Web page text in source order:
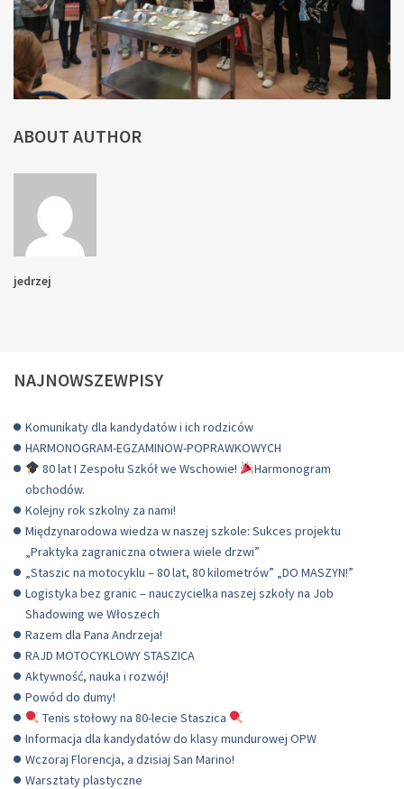
ABOUT AUTHOR
jedrzej
NAJNOWSZEWPISY
Komunikaty dla kandydatów i ich rodziców
HARMONOGRAM-EGZAMINOW-POPRAWKOWYCH
80 lat I Zespołu Szkół we Wschowie!
Harmonogram
obchodów.
Kolejny rok szkolny za nami!
Międzynarodowa wiedza w naszej szkole: Sukces projektu
„Praktyka zagraniczna otwiera wiele drzwi”
„Staszic na motocyklu – 80 lat, 80 kilometrów” „DO MASZYN!”
Logistyka bez granic – nauczycielka naszej szkoły na Job
Shadowing we Włoszech
Razem dla Pana Andrzeja!
RAJD MOTOCYKLOWY STASZICA
Aktywność, nauka i rozwój!
Powód do dumy!
Tenis stołowy na 80-lecie Staszica
Informacja dla kandydatów do klasy mundurowej OPW
Wczoraj Florencja, a dzisiaj San Marino!
Warsztaty plastyczne